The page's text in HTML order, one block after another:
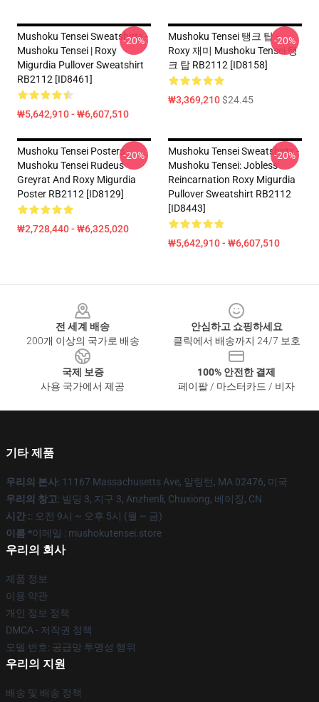
Mushoku Tensei Sweatshirts -
Mushoku Tensei | Roxy
Migurdia Pullover Sweatshirt
RB2112 [ID8461]
₩5,642,910 - ₩6,607,510
-20%
Mushoku Tensei 탱크 탑 -
Roxy 재미 Mushoku Tensei 탱
크 탑 RB2112 [ID8158]
₩3,369,210$24.45
-20%
Mushoku Tensei Posters -
Mushoku Tensei Rudeus
Greyrat And Roxy Migurdia
Poster RB2112 [ID8129]
₩2,728,440 - ₩6,325,020
-20%
Mushoku Tensei Sweatshirts -
Mushoku Tensei: Jobless
Reincarnation Roxy Migurdia
Pullover Sweatshirt RB2112
[ID8443]
₩5,642,910 - ₩6,607,510
-20%
전 세계 배송
200개 이상의 국가로 배송
안심하고 쇼핑하세요
클릭에서 배송까지 24/7 보호
국제 보증
사용 국가에서 제공
100% 안전한 결제
페이팔 / 마스터카드 / 비자
기타 제품
우리의 본사: 11167 Massachusetts Ave, 알링턴, MA 02476, 미국
우리의 창고: 빌딩 3, 지구 3, Anzhenli, Chuxiong, 베이징, CN
시간 :: 오전 9시 ~ 오후 5시 (월 ~ 금)
이름 *이메일 : mushokutensei.store
우리의 회사
제품 정보
이용 약관
개인 정보 정책
DMCA - 저작권 정책
모델 번호: 공급망 투명성 행위
우리의 지원
배송 및 배송 정책